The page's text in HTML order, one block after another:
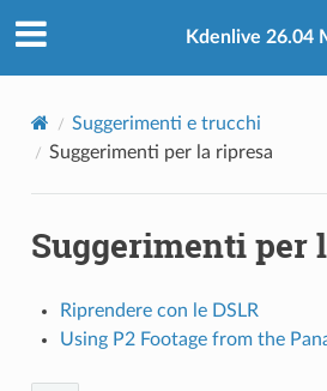
Kdenlive 26.04
Suggerimenti e trucchi
Suggerimenti per la ripresa
Suggerimenti per
Riprendere con le DSLR
Using P2 Footage from the